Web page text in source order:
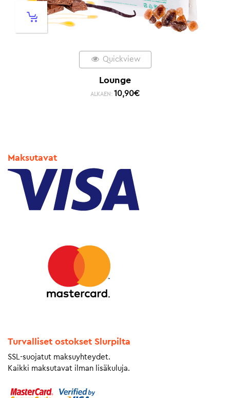
Quickview
Lounge
ALKAEN: 10,90€
Maksutavat
Turvalliset ostokset Slurpilta
SSL-suojatut maksuyhteydet.
Kaikki maksutavat ilman lisäkuluja.